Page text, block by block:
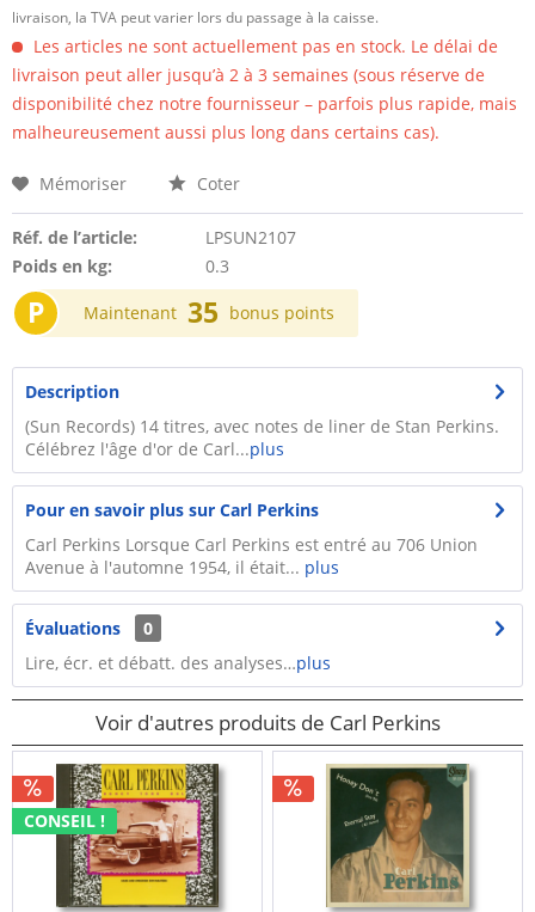
livraison, la TVA peut varier lors du passage à la caisse.
Les articles ne sont actuellement pas en stock. Le délai de
livraison peut aller jusqu’à 2 à 3 semaines (sous réserve de
disponibilité chez notre fournisseur – parfois plus rapide, mais
malheureusement aussi plus long dans certains cas).
Mémoriser Coter
Réf. de l’article:
LPSUN2107
Poids en kg:
0.3
P Maintenant 35 bonus points
Description
(Sun Records) 14 titres, avec notes de liner de Stan Perkins.
Célébrez l'âge d'or de Carl...plus
Pour en savoir plus sur Carl Perkins
Carl Perkins Lorsque Carl Perkins est entré au 706 Union
Avenue à l'automne 1954, il était... plus
Évaluations
0
Lire, écr. et débatt. des analyses…plus
Voir d'autres produits de Carl Perkins
CONSEIL !